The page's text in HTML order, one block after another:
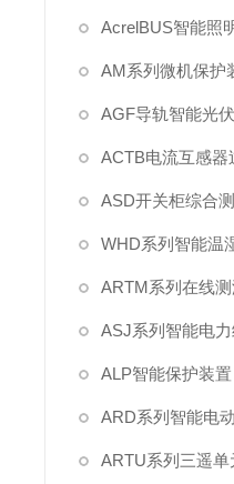
AcrelBUS智能照
AM系列微机保护
AGF导轨智能光
ASD开关柜综合
WHD系列智能温
ARTM系列在线
ASJ系列智能电
ALP智能保护装置
ARD系列智能电
ARTU系列三遥单